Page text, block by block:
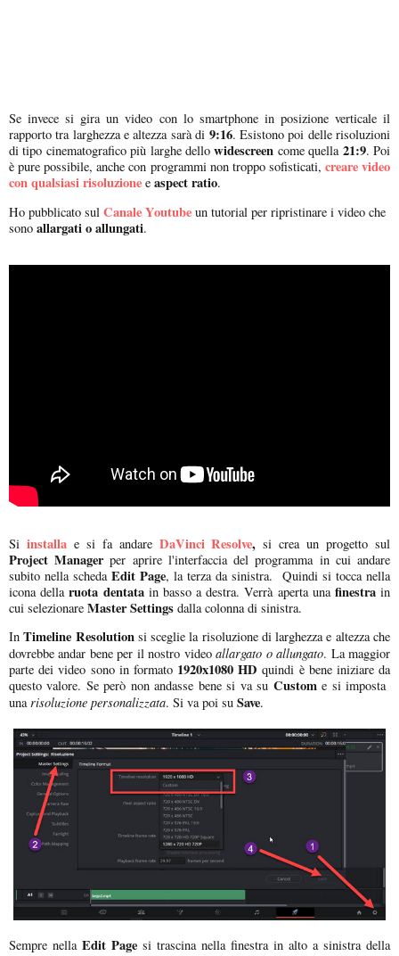
Se invece si gira un video con lo smartphone in posizione verticale il
rapporto tra larghezza e altezza sarà di 9:16. Esistono poi delle risoluzioni
di tipo cinematografico più larghe dellowidescreen come quella 21:9. Poi
è pure possibile, anche con programmi non troppo sofisticati, creare video
con qualsiasi risoluzione e aspect ratio.
Ho pubblicato sul Canale Youtube un tutorial per ripristinare i video che
sono allargati o allungati.
Si installae si fa andare DaVinci Resolve,si crea un progetto sul
Project Managerper aprire l'interfaccia del programma in cui andare
subito nella schedaEdit Page, la terza da sinistra. Quindi si tocca nella
icona dellaruota dentatain basso a destra. Verrà aperta unafinestrain
cui selezionare Master Settings dalla colonna di sinistra.
In Timeline Resolutionsi sceglie la risoluzione di larghezza e altezza che
dovrebbe andar bene per il nostro videoallargato o allungato. La maggior
parte dei video sono in formato 1920x1080 HD quindi è bene iniziare da
questo valore. Se però non andasse bene si va su Custome si imposta
unarisoluzione personalizzata. Si va poi su Save.
Sempre nella Edit Page si trascina nella finestra in alto a sinistra della